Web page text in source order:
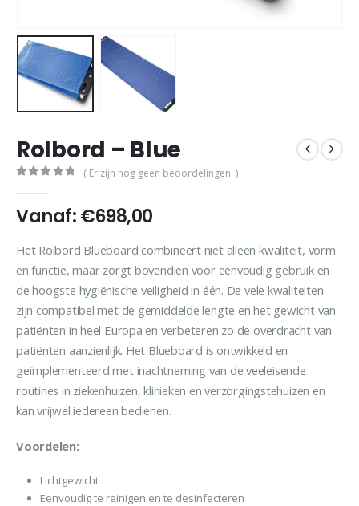
Rolbord – Blue
( Er zijn nog geen beoordelingen. )
Vanaf:€698,00
Het Rolbord Blueboard combineert niet alleen kwaliteit, vorm
en functie, maar zorgt bovendien voor eenvoudig gebruik en
de hoogste hygiënische veiligheid in één. De vele kwaliteiten
zijn compatibel met de gemiddelde lengte en het gewicht van
patiënten in heel Europa en verbeteren zo de overdracht van
patiënten aanzienlijk. Het Blueboard is ontwikkeld en
geïmplementeerd met inachtneming van de veeleisende
routines in ziekenhuizen, klinieken en verzorgingstehuizen en
kan vrijwel iedereen bedienen.
Voordelen:
Lichtgewicht
Eenvoudig te reinigen en te desinfecteren